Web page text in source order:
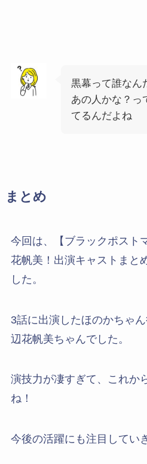
黒幕って誰なん
あの人かな？っ
てるんだよね
まとめ
今回は、【ブラックポスト
花帆美！出演キャストまと
した。
3話に出演したほのかちゃ
辺花帆美ちゃんでした。
演技力が凄すぎて、これか
ね！
今後の活躍にも注目してい